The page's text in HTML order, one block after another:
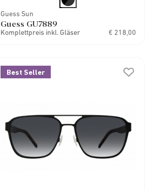
Guess Sun
Guess GU7889
Komplettpreis inkl. Gläser € 218,00
Best Seller